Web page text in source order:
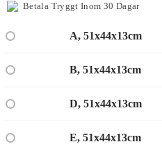
Betala Tryggt Inom 30 Dagar
A, 51x44x13cm
B, 51x44x13cm
D, 51x44x13cm
E, 51x44x13cm